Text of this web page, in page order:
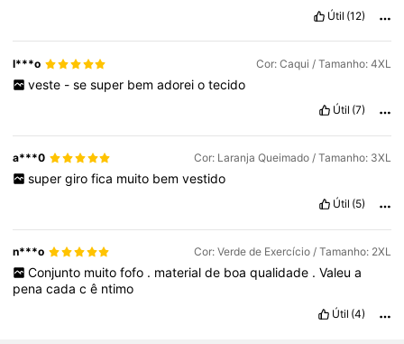
Útil (12)
I***o Cor: Caqui / Tamanho: 4XL
veste - se super bem adorei o tecido
Útil (7)
a***0 Cor: Laranja Queimado / Tamanho: 3XL
super giro fica muito bem vestido
Útil (5)
n***o Cor: Verde de Exercício / Tamanho: 2XL
Conjunto muito fofo . material de boa qualidade . Valeu a
penacadacê ntimo
Útil (4)